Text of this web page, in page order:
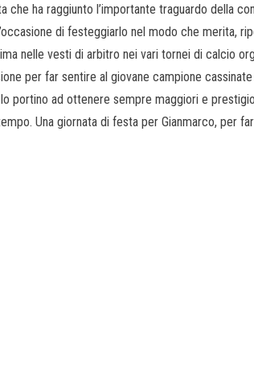
che ha raggiunto l’importante traguardo della
di festeggiarlo nel modo che merita,
nelle vesti di arbitro nei vari tornei di calcio
per far sentire al giovane campione
portino ad ottenere sempre maggiori e
Una giornata di festa per Gianmarco, per